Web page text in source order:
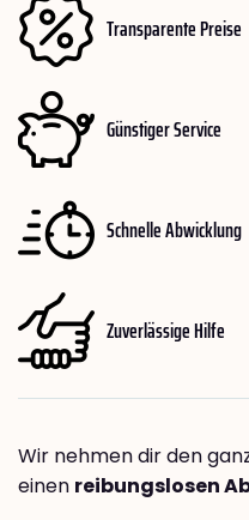
Transparente Preise
Günstiger Service
Schnelle Abwicklung
Zuverlässige Hilfe
Wir nehmen dir den
einen reibungslosen